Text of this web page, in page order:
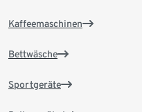
Kaffeemaschinen
Bettwäsche
Sportgeräte